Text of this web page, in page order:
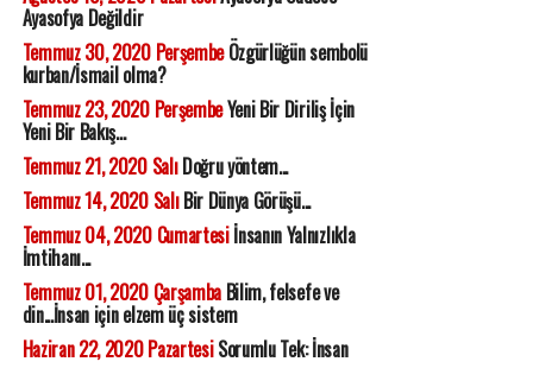
Ayasofya Değildir
Temmuz 30, 2020 PerşembeÖzgürlüğün sembolü
kurban/İsmail olma?
Temmuz 23, 2020 PerşembeYeni Bir Diriliş İçin
Yeni Bir Bakış...
Temmuz 21, 2020 SalıDoğru yöntem...
Temmuz 14, 2020 SalıBir Dünya Görüşü...
Temmuz 04, 2020 Cumartesiİnsanın Yalnızlıkla
İmtihanı...
Temmuz 01, 2020 ÇarşambaBilim, felsefe ve
din...İnsan için elzem üç sistem
Haziran 22, 2020 PazartesiSorumlu Tek: İnsan